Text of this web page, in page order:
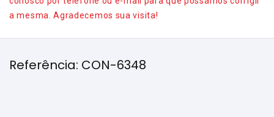
a mesma. Agradecemos sua visita!
Referência: CON-6348